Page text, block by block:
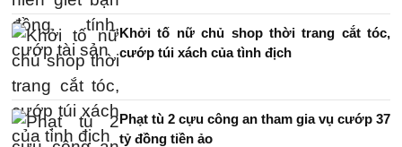
Khởi tố nữ chủ shop thời trang cắt tóc,
cướp túi xách của tình địch
Phạt tù 2 cựu công an tham gia vụ cướp 37
tỷ đồng tiền ảo